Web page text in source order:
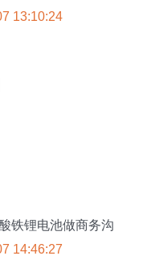
13:10:24
铁锂电池做商务沟
14:46:27